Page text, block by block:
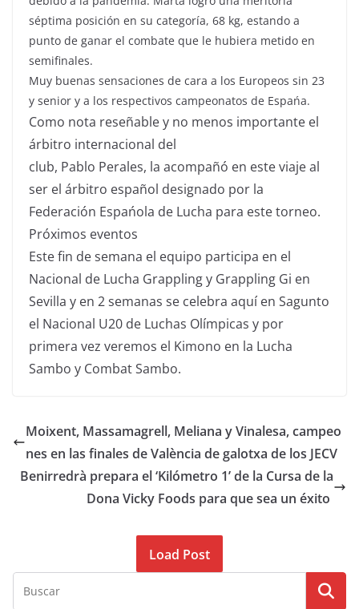
séptima posición en su categoría, 68 kg, estando a
punto de ganar el combate que le hubiera metido en
semifinales.
Muy buenas sensaciones de cara a los Europeos sin 23
y senior y a los respectivos campeonatos de Espańa.
Como nota reseñable y no menos importante el
árbitro internacional del
club, Pablo Perales, la acompañó en este viaje al
ser el árbitro español designado por la
Federación Espańola de Lucha para este torneo.
Próximos eventos
Este fin de semana el equipo participa en el
Nacional de Lucha Grappling y Grappling Gi en
Sevilla y en 2 semanas se celebra aquí en Sagunto
el Nacional U20 de Luchas Olímpicas y por
primera vez veremos el Kimono en la Lucha
Sambo y Combat Sambo.
Moixent, Massamagrell, Meliana y Vinalesa, campeo
nes en las finales de València de galotxa de los JECV
Benirredrà prepara el ‘Kilómetro 1’ de la Cursa de la
Dona Vicky Foods para que sea un éxito
Load Post